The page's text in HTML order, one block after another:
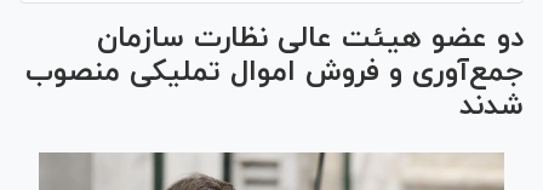
دو عضو هیئت عالی نظارت سازمان
جمع‌آوری و فروش اموال تملیکی منصوب
شدند